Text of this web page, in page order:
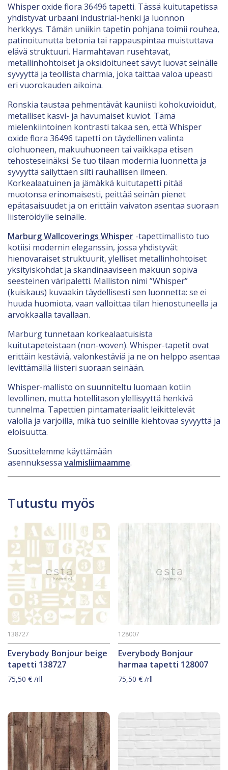
Whisper oxide flora 36496 tapetti. Tässä kuitutapetissa
yhdistyvät urbaani industrial-henki ja luonnon
herkkyys. Tämän uniikin tapetin pohjana toimii rouhea,
patinoitunutta betonia tai rappauspintaa muistuttava
elävä struktuuri. Harmahtavan rusehtavat,
metallinhohtoiset ja oksidoituneet sävyt luovat seinälle
syvyyttä ja teollista charmia, joka taittaa valoa upeasti
eri vuorokauden aikoina.
Ronskia taustaa pehmentävät kauniisti kohokuvioidut,
metalliset kasvi- ja havumaiset kuviot. Tämä
mielenkiintoinen kontrasti takaa sen, että Whisper
oxide flora 36496 tapetti on täydellinen valinta
olohuoneen, makuuhuoneen tai vaikkapa etisen
tehosteseinäksi. Se tuo tilaan modernia luonnetta ja
syvyyttä säilyttäen silti rauhallisen ilmeen.
Korkealaatuinen ja jämäkkä kuitutapetti pitää
muotonsa erinomaisesti, peittää seinän pienet
epätasaisuudet ja on erittäin vaivaton asentaa suoraan
liisteröidylle seinälle.
Marburg Wallcoverings Whisper -tapettimallisto tuo
kotiisi modernin eleganssin, jossa yhdistyvät
hienovaraiset struktuurit, ylelliset metallinhohtoiset
yksityiskohdat ja skandinaaviseen makuun sopiva
seesteinen väripaletti. Malliston nimi ”Whisper”
(kuiskaus) kuvaakin täydellisesti sen luonnetta: se ei
huuda huomiota, vaan valloittaa tilan hienostuneella ja
arvokkaalla tavallaan.
Marburg tunnetaan korkealaatuisista
kuitutapeteistaan (non-woven). Whisper-tapetit ovat
erittäin kestäviä, valonkestäviä ja ne on helppo asentaa
levittämällä liisteri suoraan seinään.
Whisper-mallisto on suunniteltu luomaan kotiin
levollinen, mutta hotellitason ylellisyyttä henkivä
tunnelma. Tapettien pintamateriaalit leikittelevät
valolla ja varjoilla, mikä tuo seinille kiehtovaa syvyyttä ja
eloisuutta.
Suosittelemme käyttämään
asennuksessa valmisliimaamme.
Tutustu myös
Everybody Bonjour beige
tapetti 138727
138727
75,50 € /rll
Everybody Bonjour
harmaa tapetti 128007
128007
75,50€ /rll